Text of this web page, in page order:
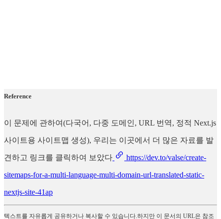
Reference
이 문제에 관하여(다국어, 다중 도메인, URL 번역, 정적 Next.js
사이트용 사이트맵 생성), 우리는 이곳에서 더 많은 자료를 발
견하고 링크를 클릭하여 보았다 https://dev.to/valse/create-
sitemaps-for-a-multi-language-multi-domain-url-translated-static-
nextjs-site-41ap
텍스트를 자유롭게 공유하거나 복사할 수 있습니다.하지만 이 문서의 URL은 참조